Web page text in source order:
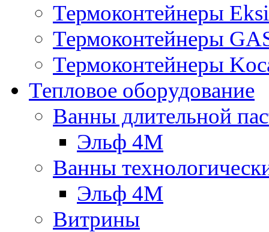
Термоконтейнеры Eksi
Термоконтейнеры
Термоконтейнеры
Тепловое оборудование
Ванны длительной
Эльф 4М
Ванны
Эльф 4М
Витрины